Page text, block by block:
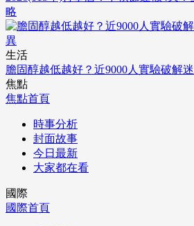
略
生活
膽固醇越低越好？近9000人實驗破解
焦點
焦點首頁
時事分析
封面故事
今日最新
大家都在看
國際
國際首頁